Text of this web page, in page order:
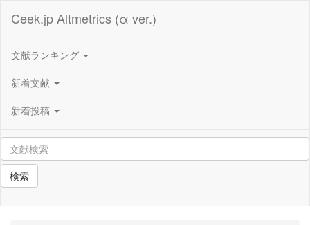
Ceek.jp Altmetrics (α ver.)
文献ランキング
新着文献
新着投稿
検索